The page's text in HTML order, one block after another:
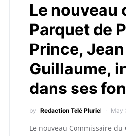
Le nouveau
Parquet de
Prince,
Guillaume,
dans ses
by Redaction Télé Pluriel May
Le nouveau Commissaire du